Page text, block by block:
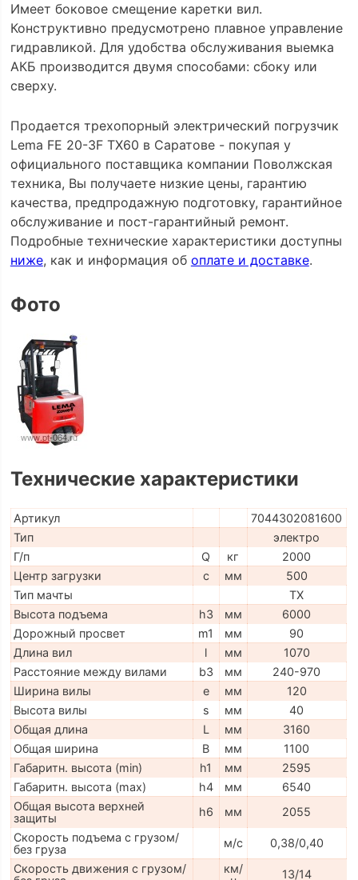
Имеет боковое смещение каретки вил.
Конструктивно предусмотрено плавное управление
гидравликой. Для удобства обслуживания выемка
АКБ производится двумя способами: сбоку или
сверху.
Продается трехопорный электрический погрузчик
Lema FE 20-3F TX60 в Саратове - покупая у
официального поставщика компании Поволжская
техника, Вы получаете низкие цены, гарантию
качества, предпродажную подготовку, гарантийное
обслуживание и пост-гарантийный ремонт.
Подробные технические характеристики доступны
ниже, как и информация об оплате и доставке.
Фото
Технические характеристики
Артикул
7044302081600
Тип
электро
Г/п
Q кг
2000
Центр загрузки
c мм
500
Тип мачты
TX
Высота подъема
h3 мм
6000
Дорожный просвет
m1 мм
90
Длина вил
l мм
1070
Расстояние между вилами
b3 мм
240-970
Ширина вилы
e мм
120
Высота вилы
s мм
40
Общая длина
L мм
3160
Общая ширина
B мм
1100
Габаритн. высота (min)
h1 мм
2595
Габаритн. высота (max)
h4 мм
6540
Общая высота верхней
защиты
h6 мм
2055
Скорость подъема с грузом/
без груза
м/с
0,38/0,40
Скорость движения с грузом/
км/
13/14